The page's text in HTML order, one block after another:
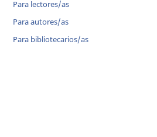
Para lectores/as
Para autores/as
Para bibliotecarios/as